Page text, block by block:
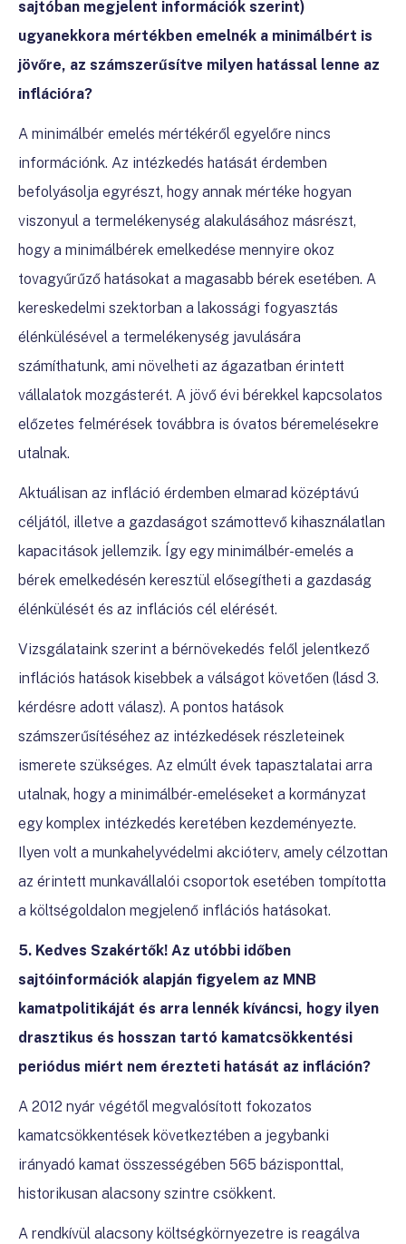
sajtóban megjelent információk szerint)
ugyanekkora mértékben emelnék a minimálbért is
jövőre, az számszerűsítve milyen hatással lenne az
inflációra?
A minimálbér emelés mértékéről egyelőre nincs
információnk. Az intézkedés hatását érdemben
befolyásolja egyrészt, hogy annak mértéke hogyan
viszonyul a termelékenység alakulásához másrészt,
hogy a minimálbérek emelkedése mennyire okoz
tovagyűrűző hatásokat a magasabb bérek esetében. A
kereskedelmi szektorban a lakossági fogyasztás
élénkülésével a termelékenység javulására
számíthatunk, ami növelheti az ágazatban érintett
vállalatok mozgásterét. A jövő évi bérekkel kapcsolatos
előzetes felmérések továbbra is óvatos béremelésekre
utalnak.
Aktuálisan az infláció érdemben elmarad középtávú
céljától, illetve a gazdaságot számottevő kihasználatlan
kapacitások jellemzik. Így egy minimálbér-emelés a
bérek emelkedésén keresztül elősegítheti a gazdaság
élénkülését és az inflációs cél elérését.
Vizsgálataink szerint a bérnövekedés felől jelentkező
inflációs hatások kisebbek a válságot követően (lásd 3.
kérdésre adott válasz). A pontos hatások
számszerűsítéséhez az intézkedések részleteinek
ismerete szükséges. Az elmúlt évek tapasztalatai arra
utalnak, hogy a minimálbér-emeléseket a kormányzat
egy komplex intézkedés keretében kezdeményezte.
Ilyen volt a munkahelyvédelmi akcióterv, amely célzottan
az érintett munkavállalói csoportok esetében tompította
a költségoldalon megjelenő inflációs hatásokat.
5. Kedves Szakértők! Az utóbbi időben
sajtóinformációk alapján figyelem az MNB
kamatpolitikáját és arra lennék kíváncsi, hogy ilyen
drasztikus és hosszan tartó kamatcsökkentési
periódus miért nem érezteti hatását az infláción?
A 2012 nyár végétől megvalósított fokozatos
kamatcsökkentések következtében a jegybanki
irányadó kamat összességében 565 bázisponttal,
historikusan alacsony szintre csökkent.
A rendkívül alacsony költségkörnyezetre is reagálva